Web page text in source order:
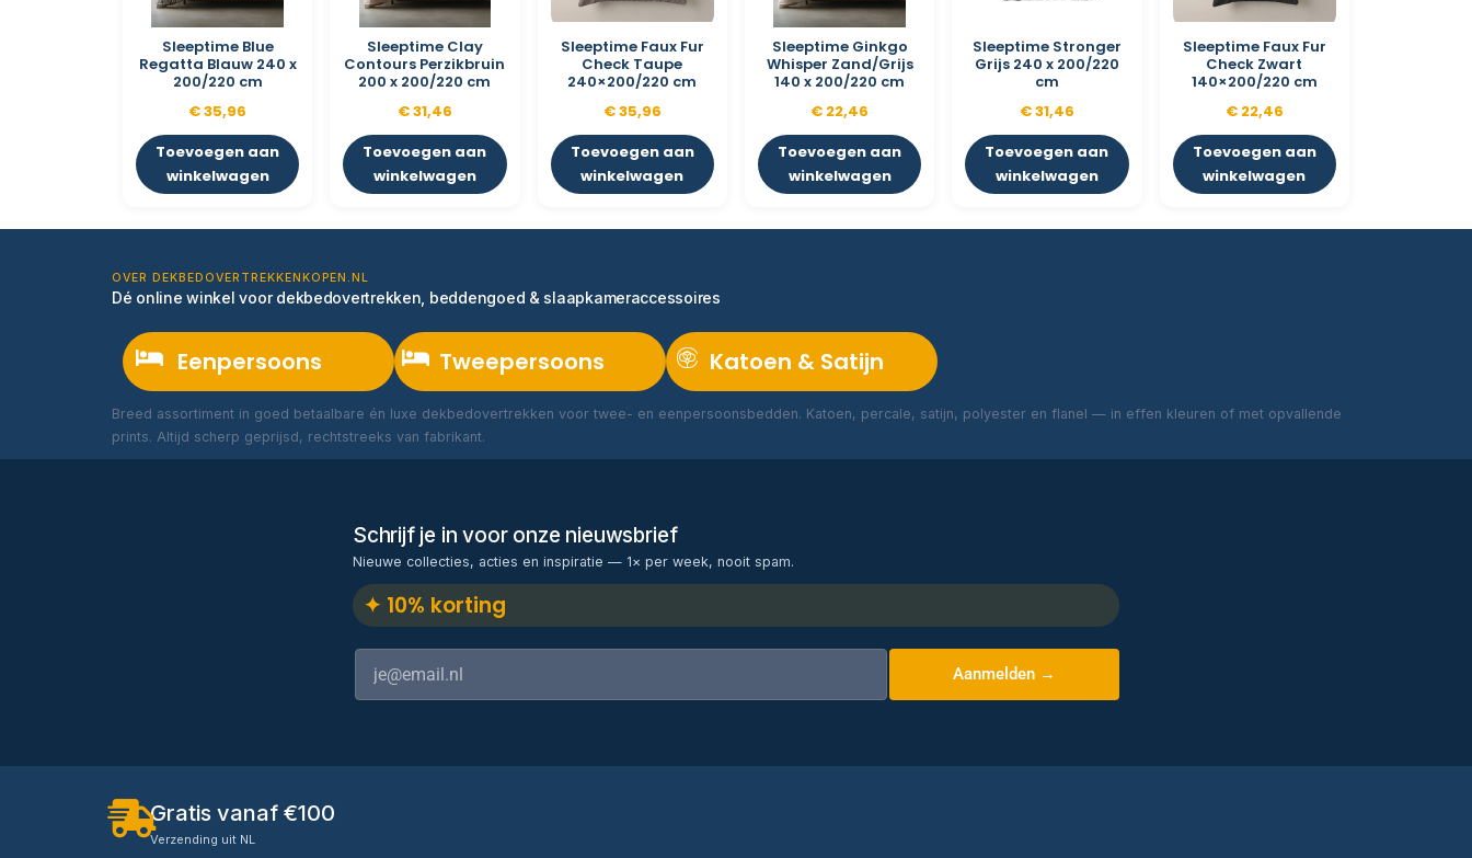
Sleeptime Blue
Regatta Blauw 240 x
200/220 cm
€35,96
Toevoegen aan
winkelwagen
Sleeptime Clay
Contours Perzikbruin
200 x 200/220 cm
€31,46
Toevoegen aan
winkelwagen
Sleeptime Faux Fur
Check Taupe
240×200/220 cm
€35,96
Toevoegen aan
winkelwagen
Sleeptime Ginkgo
Whisper Zand/Grijs
140 x 200/220 cm
€ 22,46
Toevoegen aan
winkelwagen
Sleeptime Stronger
Grijs 240 x 200/220
cm
€31,46
Toevoegen aan
winkelwagen
Sleeptime Faux Fur
Check Zwart
140×200/220 cm
€22,46
Toevoegen aan
winkelwagen
OVER DEKBEDOVERTREKKENKOPEN.NL
Dé online winkel voor dekbedovertrekken, beddengoed & slaapkameraccessoires
Eenpersoons Tweepersoons Katoen & Satijn
Breed assortiment in goed betaalbare én luxe dekbedovertrekken voor twee- en eenpersoonsbedden. Katoen, percale, satijn, polyester en flanel — in effen kleuren of met opvallende
prints. Altijd scherp geprijsd, rechtstreeks van fabrikant.
Schrijf je in voor onze nieuwsbrief
Nieuwe collecties, acties en inspiratie — 1× per week, nooit spam.
✦ 10% korting
Aanmelden →
Gratis vanaf €100
Verzending uit NL